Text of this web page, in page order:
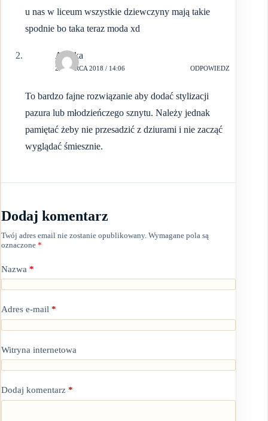
u nas w liceum wszystkie dziewczyny mają takie
spodnie bo taka teraz moda xd
Anulka
28 MARCA 2018 / 14:06 ODPOWIEDZ
To bardzo fajne rozwiązanie aby dodać stylizacji
pazura lub młodzieńczego sznytu. Należy jednak
pamiętać żeby nie przesadzić z dziurami i nie zacząć
wyglądać śmiesznie.
Dodaj komentarz
Twój adres email nie zostanie opublikowany. Wymagane pola są
oznaczone *
Nazwa *
Adres e-mail *
Witryna internetowa
Dodaj komentarz *